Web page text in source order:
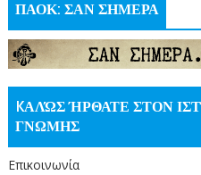
ΠΑΟΚ: ΣΑΝ ΣΗΜΕΡΑ
KΑΛΏΣ ΉΡΘΑΤΕ ΣΤΟΝ
ΓΝΩΜΗΣ
Επικοινωνία